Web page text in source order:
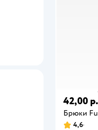
42,00 р.
Брюки
4,6